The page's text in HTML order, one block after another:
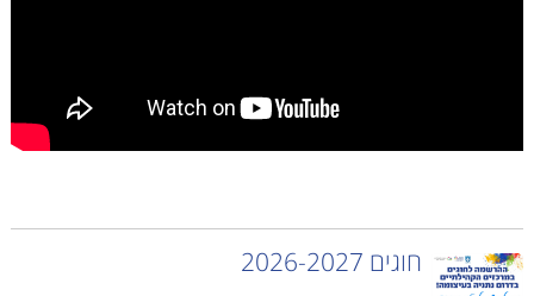
חוגים 2026-2027